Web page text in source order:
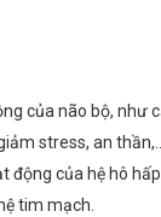
của não bộ, như
stress, an thần,…
động của hệ hô hấp.
tim mạch.